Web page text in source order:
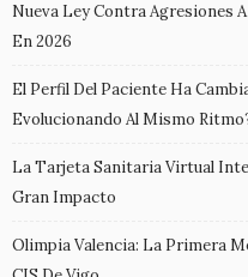
Nueva Ley Contra Agresiones
En 2026
El Perfil Del Paciente Ha
Evolucionando Al Mismo
La Tarjeta Sanitaria Virtual
Gran Impacto
Olimpia Valencia: La Primera